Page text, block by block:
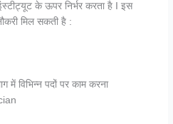
के ऊपर निर्भर करता है I इस
मिल सकती है :
में विभिन्न पदों पर काम करना